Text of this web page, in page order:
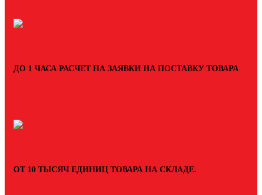
ДО 1 ЧАСА РАСЧЕТ НА ЗАЯВКИ НА ПОСТАВКУ ТОВАРА
ОТ 10 ТЫСЯЧ ЕДИНИЦ ТОВАРА НА СКЛАДЕ.